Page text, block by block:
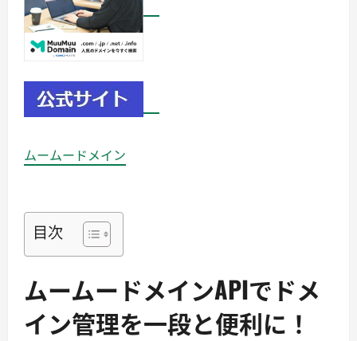
ムームードメイン
目次
ムームードメインAPIでドメ
イン管理を一段と便利に！